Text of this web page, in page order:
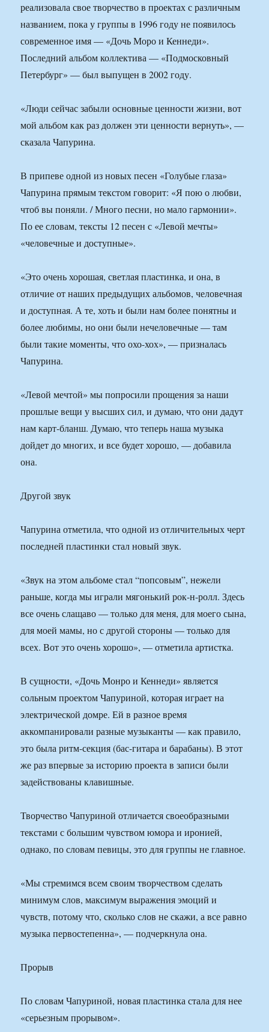
реализовала свое творчество в проектах с различным
названием, пока у группы в 1996 году не появилось
современное имя — «Дочь Моро и Кеннеди».
Последний альбом коллектива — «Подмосковный
Петербург» — был выпущен в 2002 году.
«Люди сейчас забыли основные ценности жизни, вот
мой альбом как раз должен эти ценности вернуть», —
сказала Чапурина.
В припеве одной из новых песен «Голубые глаза»
Чапурина прямым текстом говорит: «Я пою о любви,
чтоб вы поняли. / Много песни, но мало гармонии».
По ее словам, тексты 12 песен с «Левой мечты»
«человечные и доступные».
«Это очень хорошая, светлая пластинка, и она, в
отличие от наших предыдущих альбомов, человечная
и доступная. А те, хоть и были нам более понятны и
более любимы, но они были нечеловечные — там
были такие моменты, что охо-хох», — призналась
Чапурина.
«Левой мечтой» мы попросили прощения за наши
прошлые вещи у высших сил, и думаю, что они дадут
нам карт-бланш. Думаю, что теперь наша музыка
дойдет до многих, и все будет хорошо, — добавила
она.
Другой звук
Чапурина отметила, что одной из отличительных черт
последней пластинки стал новый звук.
«Звук на этом альбоме стал “попсовым”, нежели
раньше, когда мы играли мягонький рок-н-ролл. Здесь
все очень слащаво — только для меня, для моего сына,
для моей мамы, но с другой стороны — только для
всех. Вот это очень хорошо», — отметила артистка.
В сущности, «Дочь Монро и Кеннеди» является
сольным проектом Чапуриной, которая играет на
электрической домре. Ей в разное время
аккомпанировали разные музыканты — как правило,
это была ритм-секция (бас-гитара и барабаны). В этот
же раз впервые за историю проекта в записи были
задействованы клавишные.
Творчество Чапуриной отличается своеобразными
текстами с большим чувством юмора и иронией,
однако, по словам певицы, это для группы не главное.
«Мы стремимся всем своим творчеством сделать
минимум слов, максимум выражения эмоций и
чувств, потому что, сколько слов не скажи, а все равно
музыка первостепенна», — подчеркнула она.
Прорыв
По словам Чапуриной, новая пластинка стала для нее
«серьезным прорывом».